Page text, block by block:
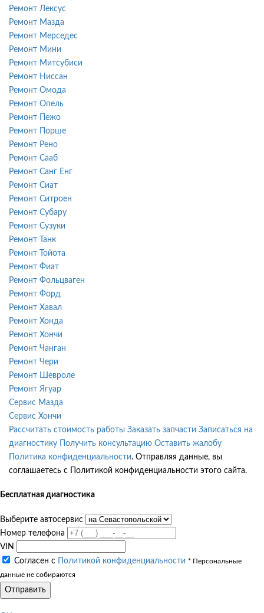
Ремонт Лексус
Ремонт Мазда
Ремонт Мерседес
Ремонт Мини
Ремонт Митсубиси
Ремонт Ниссан
Ремонт Омода
Ремонт Опель
Ремонт Пежо
Ремонт Порше
Ремонт Рено
Ремонт Сааб
Ремонт Санг Енг
Ремонт Сиат
Ремонт Ситроен
Ремонт Субару
Ремонт Сузуки
Ремонт Танк
Ремонт Тойота
Ремонт Фиат
Ремонт Фольцваген
Ремонт Форд
Ремонт Хавал
Ремонт Хонда
Ремонт Хончи
Ремонт Чанган
Ремонт Чери
Ремонт Шевроле
Ремонт Ягуар
Сервис Мазда
Сервис Хончи
Рассчитать стоимость работы Заказать запчасти Записаться на
диагностику
Получить консультацию Оставить жалобу
Политика конфиденциальности. Отправляя данные, вы
соглашаетесь с Политикой конфиденциальности этого сайта.
Бесплатная диагностика
Выберите автосервис
Номер телефона
VIN
Согласен с
Политикой конфиденциальности * Персональные
данные не собираются
Отправить